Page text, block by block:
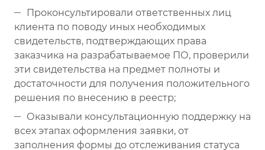
Проконсультировали ответственных лиц
клиента по поводу иных необходимых
свидетельств, подтверждающих права
заказчика на разрабатываемое ПО, проверили
эти свидетельства на предмет полноты и
достаточности для получения положительного
решения по внесению в реестр;
Оказывали консультационную поддержку на
всех этапах оформления заявки, от
заполнения формы до отслеживания статуса